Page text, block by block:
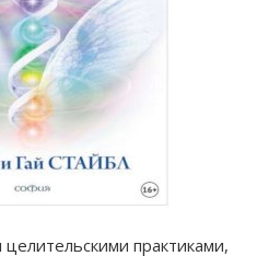
практиками,